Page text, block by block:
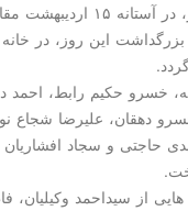
گفتمان شهر، در آستانه ۱۵ اردیبهشت مقارن با روز ملی
در خانه گفتمان شهر
احمد دالكی، كامبیز
شجاع نوری، بهنام
افشاریان به ایراد سخن
وكیلیان، فاطمه كشاورز و